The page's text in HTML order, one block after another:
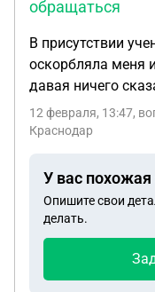
обращаться
В присутствии
оскорбляла меня
давая ничего
12 февраля, 13:47,
Краснодар
У вас похожая
Опишите свои
делать.